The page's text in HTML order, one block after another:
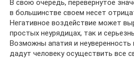
В свою очередь, перевернутое
в большинстве своем несет
Негативное воздействие может
простых неурядицах, так и
Возможны апатия и неуверенность
дадут человеку осуществить все